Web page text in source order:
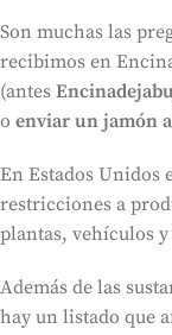
Son muchas las
recibimos en
(antes
o enviar un jamón
En Estados Unidos
restricciones a
plantas, vehículos
Además de las
hay un listado que